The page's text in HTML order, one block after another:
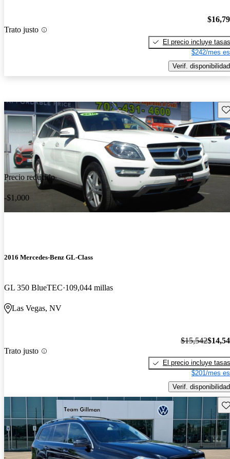
Trato justo
El precio incluye tasas
$242/mes
Verif. disponibilidad
Precio reducido
-$1,000
2016 Mercedes-Benz GL-Class
GL 350 BlueTEC 109,044 millas
Las Vegas, NV
Trato justo
$15,542
El precio incluye tasas
$201/mes
Verif. disponibilidad